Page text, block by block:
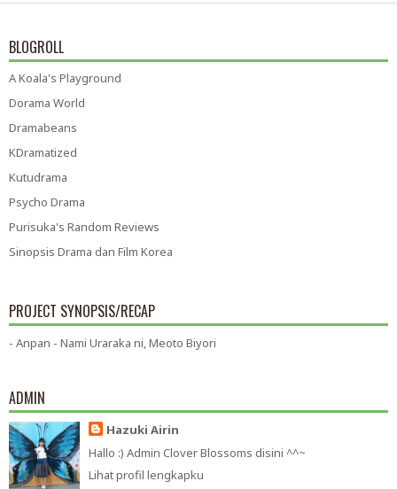
BLOGROLL
A Koala's Playground
Dorama World
Dramabeans
KDramatized
Kutudrama
Psycho Drama
Purisuka's Random Reviews
Sinopsis Drama dan Film Korea
PROJECT SYNOPSIS/RECAP
- Anpan - Nami Uraraka ni, Meoto Biyori
ADMIN
Hazuki Airin
Hallo :) Admin Clover Blossoms disini ^^~
Lihat profil lengkapku